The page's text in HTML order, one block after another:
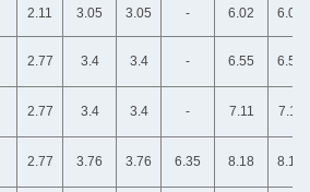
2.11 3.05 3.05 - 6.02 6.02
2.77 3.4 3.4 - 6.55 6.55
2.77 3.4 3.4 - 7.11 7.11
2.77 3.76 3.76 6.35 8.18 8.18